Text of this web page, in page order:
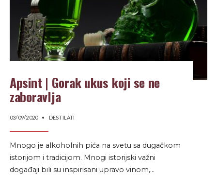
Apsint | Gorak ukus koji se ne
zaboravlja
03/09/2020 • DESTILATI
Mnogo je alkoholnih pića na svetu sa dugačkom
istorijom i tradicijom. Mnogi istorijski važni
događaji bili su inspirisani upravo vinom,...